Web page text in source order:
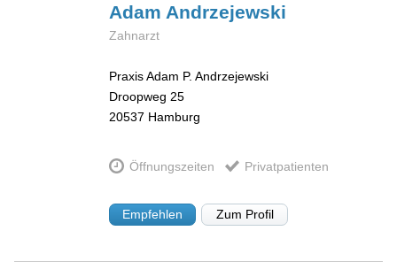
Adam Andrzejewski
Zahnarzt
Praxis Adam P. Andrzejewski
Droopweg 25
20537 Hamburg
Öffnungszeiten Privatpatienten
Empfehlen Zum Profil